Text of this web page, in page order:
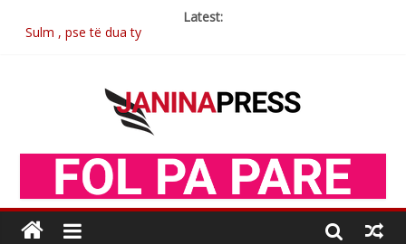
Latest:
Postim me vlera nga artistja e mirëfilltë Mimoza Gjoni
Brahim Çekaj njē veprimtar i respektuar i çeshtjës kombëtare